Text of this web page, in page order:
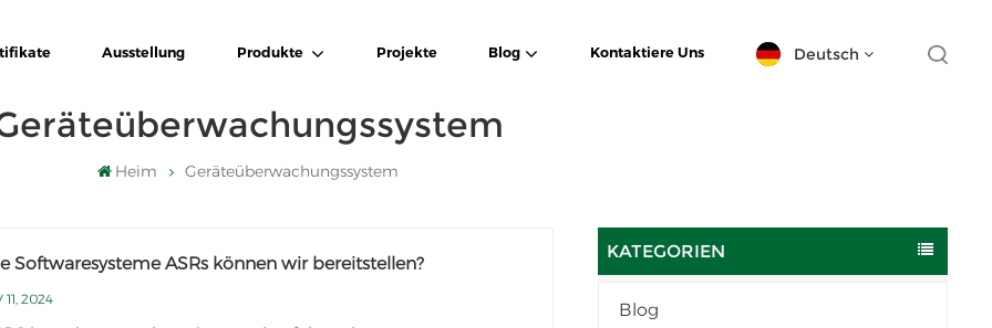
Ausstellung Produkte Projekte Blog Kontaktiere Uns Deutsch
Heim Geräteüberwachungssystem
KATEGORIEN
Blog
Softwaresysteme ASRs können wir bereitstellen?
11, 2024